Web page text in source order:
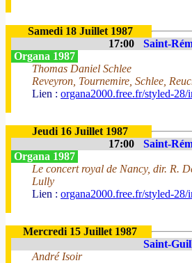
Samedi 18 Juillet 1987
17:00
Saint-
Organa 1987
Thomas Daniel Schlee
Reveyron, Tournemire, Schlee,
Lien : organa2000.free.fr/styled-28/
Jeudi 16 Juillet 1987
17:00
Saint-
Organa 1987
Le concert royal de Nancy, dir. R.
Lully
Lien : organa2000.free.fr/styled-28/
Mercredi 15 Juillet 1987
Saint-
André Isoir